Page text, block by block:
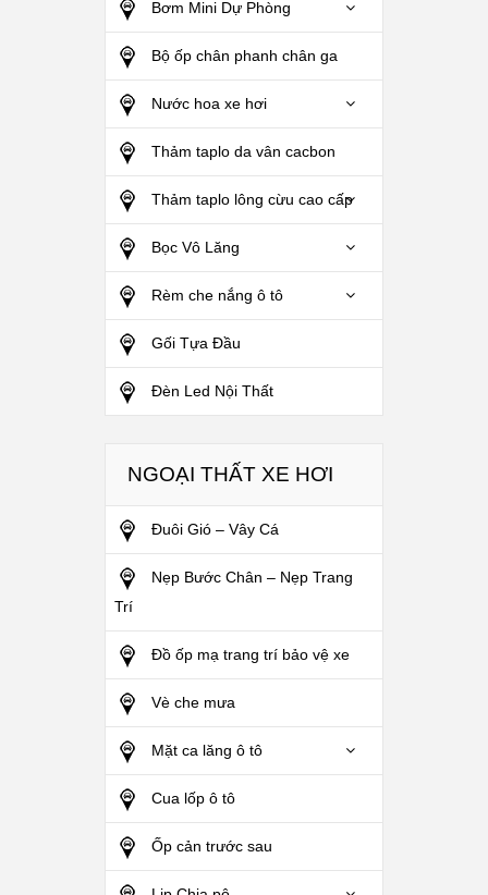
Bơm Mini Dự Phòng
Bộ ốp chân phanh chân ga
Nước hoa xe hơi
Thảm taplo da vân cacbon
Thảm taplo lông cừu cao cấp
Bọc Vô Lăng
Rèm che nắng ô tô
Gối Tựa Đầu
Đèn Led Nội Thất
NGOẠI THẤT XE HƠI
Đuôi Gió – Vây Cá
Nẹp Bước Chân – Nẹp Trang
Trí
Đồ ốp mạ trang trí bảo vệ xe
Vè che mưa
Mặt ca lăng ô tô
Cua lốp ô tô
Ốp cản trước sau